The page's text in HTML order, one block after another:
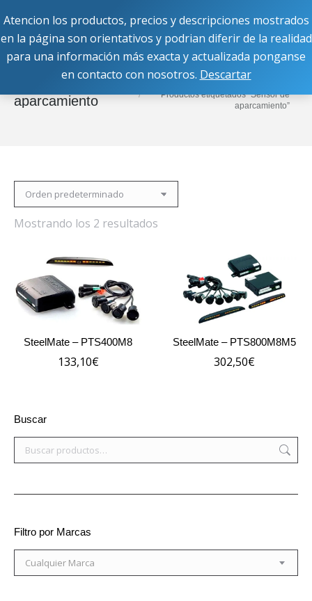
Buscar:
aparcamiento
Productos etiquetados “Sensor de
aparcamiento”
Mostrando los 2 resultados
SteelMate – PTS400M8
133,10€
SteelMate – PTS800M8M5
302,50€
Buscar
Filtro por Marcas
Cualquier Marca
Atencion los productos, precios y descripciones mostrados
en la página son orientativos y podrian diferir de la realidad
para una información más exacta y actualizada ponganse
en contacto con nosotros. Descartar